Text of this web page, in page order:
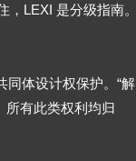
LEXI 是分级指南。
同体设计权保护。“解
所有此类权利均归